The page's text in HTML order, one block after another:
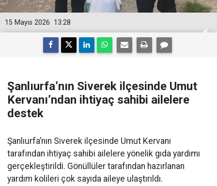
13:28
15 Mayıs 2026
Şanlıurfa’nın Siverek ilçesinde Umut
Kervanı’ndan ihtiyaç sahibi ailelere
destek
Şanlıurfa’nın Siverek ilçesinde Umut Kervanı
tarafından ihtiyaç sahibi ailelere yönelik gıda yardımı
gerçekleştirildi. Gönüllüler tarafından hazırlanan
yardım kolileri çok sayıda aileye ulaştırıldı.